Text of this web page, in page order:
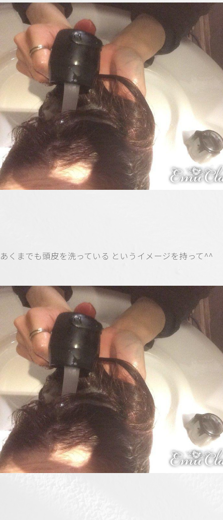
あくまでも頭皮を洗っている というイメージを持って^^